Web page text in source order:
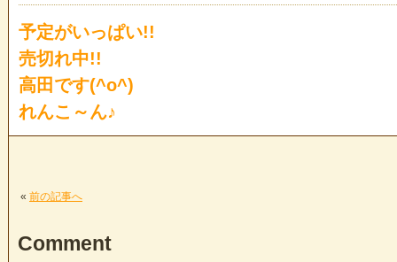
予定がいっぱい!!
売切れ中!!
高田です(^o^)
れんこ～ん♪
« 前の記事へ
Comment